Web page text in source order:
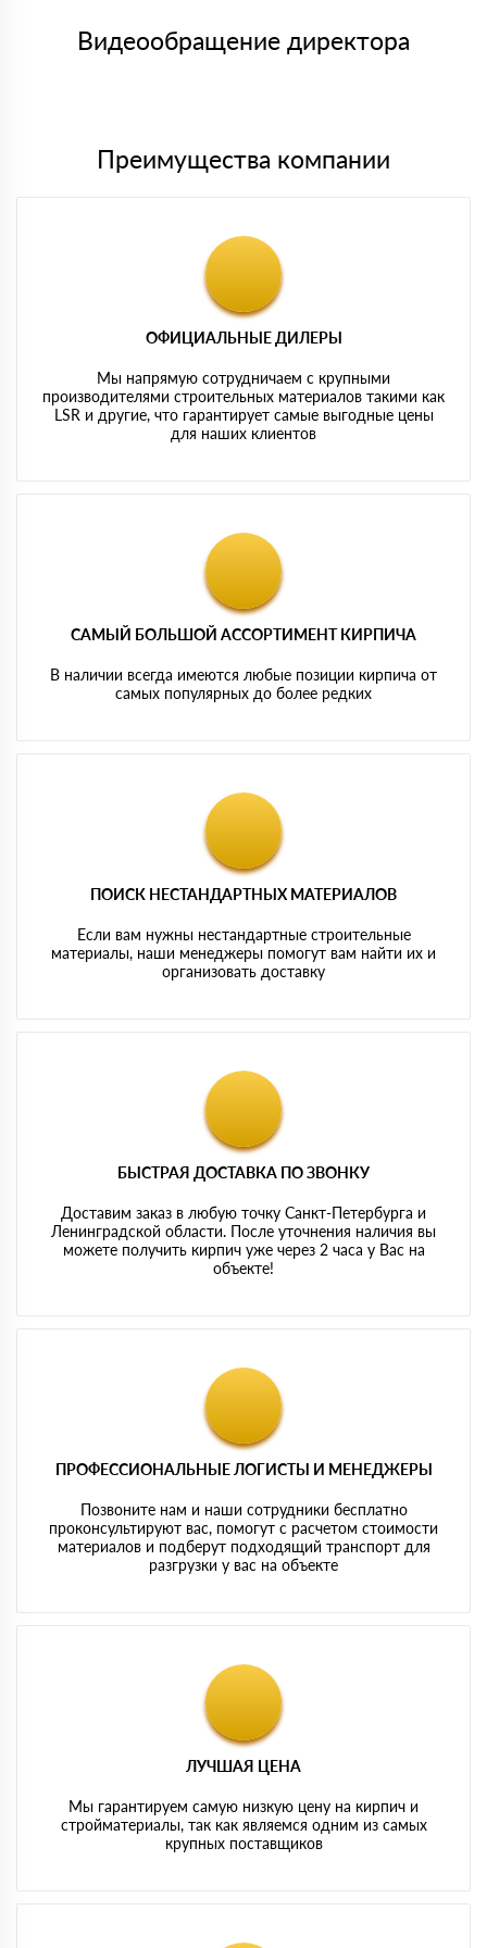
либо Вы забираете товар со склада самовывоза.
Видеообращение директора
Преимущества компании
ОФИЦИАЛЬНЫЕ ДИЛЕРЫ
Мы напрямую сотрудничаем с крупными
производителями строительных материалов такими как
LSR и другие, что гарантирует самые выгодные цены
для наших клиентов
САМЫЙ БОЛЬШОЙ АССОРТИМЕНТ КИРПИЧА
В наличии всегда имеются любые позиции кирпича от
самых популярных до более редких
ПОИСК НЕСТАНДАРТНЫХ МАТЕРИАЛОВ
Если вам нужны нестандартные строительные
материалы, наши менеджеры помогут вам найти их и
организовать доставку
БЫСТРАЯ ДОСТАВКА ПО ЗВОНКУ
Доставим заказ в любую точку Санкт-Петербурга и
Ленинградской области. После уточнения наличия вы
можете получить кирпич уже через 2 часа у Вас на
объекте!
ПРОФЕССИОНАЛЬНЫЕ ЛОГИСТЫ И МЕНЕДЖЕРЫ
Позвоните нам и наши сотрудники бесплатно
проконсультируют вас, помогут с расчетом стоимости
материалов и подберут подходящий транспорт для
разгрузки у вас на объекте
ЛУЧШАЯ ЦЕНА
Мы гарантируем самую низкую цену на кирпич и
стройматериалы, так как являемся одним из самых
крупных поставщиков